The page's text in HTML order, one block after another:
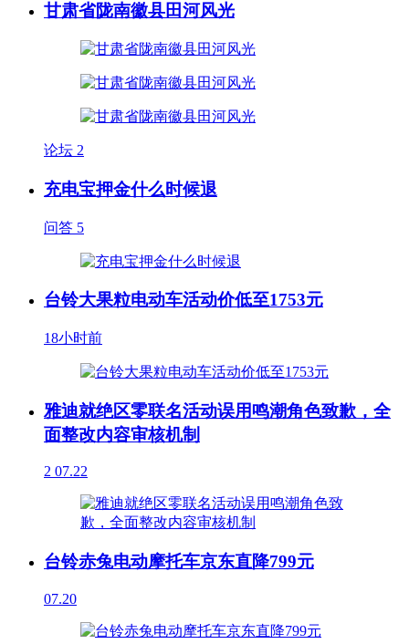
甘肃省陇南徽县田河风光
论坛 2
充电宝押金什么时候退
问答 5
台铃大果粒电动车活动价低至1753元
18小时前
雅迪就绝区零联名活动误用鸣潮角色致歉，全
面整改内容审核机制
2 07.22
台铃赤兔电动摩托车京东直降799元
07.20